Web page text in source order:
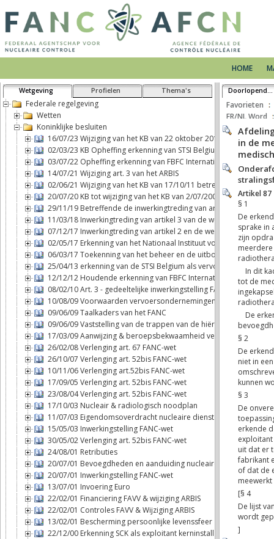
HOME
Wetgeving Profielen Thema's
Federale regelgeving
Wetten
Koninklijke besluiten
16/07/23 Wijziging van het KB van 22 oktober 2017 betreffende
02/03/23 KB Opheffing erkenning van STSI Belgium als
03/07/22 Opheffing erkenning van FBFC International als
14/07/21 Wijziging art. 3 van het ARBIS
02/06/21 Wijziging van het KB van 17/10/11 betreffende fysieke
20/07/20 KB tot wijziging van het KB van 2/07/2001 BSS
29/11/19 Betreffende de inwerkingtreding van artikel 2, b), van
11/03/18 Inwerkingtreding van artikel 3 van de wet van 7 mei
07/12/17 Inwerkingtreding van artikel 2 en de wettelijke
02/05/17 Erkenning van het Nationaal Instituut voor Radio-
06/03/17 Toekenning van het beheer en de uitbouw van een
25/04/13 erkenning van de STSI Belgium als vervoerder van
12/12/12 Houdende erkenning van FBFC International als
08/02/10 Art. 3 - gedeeltelijke inwerkingstelling FANC-wet
10/08/09 Voorwaarden vervoersondernemingen
09/06/09 Taalkaders van het FANC
09/06/09 Vaststelling van de trappen van de hiërarchie
17/03/09 Aanwijzing & beroepsbekwaamheid
26/02/08 Verlenging art. 67 FANC-wet
26/10/07 Verlenging art. 52bis FANC-wet
10/11/06 Verlenging art.52bis FANC-wet
17/09/05 Verlenging art. 52bis FANC-wet
23/08/04 Verlenging art. 52bis FANC-wet
17/10/03 Nucleair & radiologisch noodplan
11/07/03 Eigendomsoverdracht nucleaire diensten - FANC
15/05/03 Inwerkingstelling FANC-wet
30/05/02 Verlenging art. 52bis FANC-wet
24/08/01 Retributies
20/07/01 Bevoegdheden en aanduiding nucleaire inspecteurs
20/07/01 Inwerkingstelling FANC-wet
13/07/01 Invoering Euro
22/02/01 Financiering FAVV & wijziging ARBIS
22/02/01 Controles FAVV & Wijziging ARBIS
13/02/01 Bescherming persoonlijke levenssfeer
22/12/00 Erkenning SCK als exploitant kerninstallatie
Doorlopende tekst
Favorieten
FR/NL Word